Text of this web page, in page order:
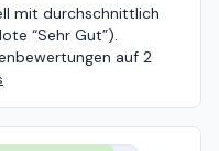
mit durchschnittlich
“Sehr Gut”).
auf 2